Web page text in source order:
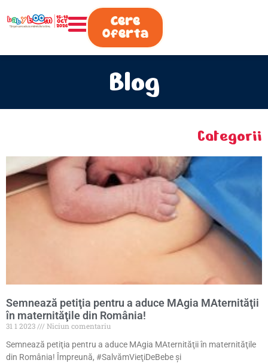
0730.808.038
Cere
Oferta
Blog
Categorii
Semnează petiţia pentru a aduce MAgia MAternităţii
în maternităţile din România!
31 1 2023
Niciun comentariu
Semnează petiţia pentru a aduce MAgia MAternităţii în maternităţile
din România! Împreună, #SalvămVieţiDeBebe şi